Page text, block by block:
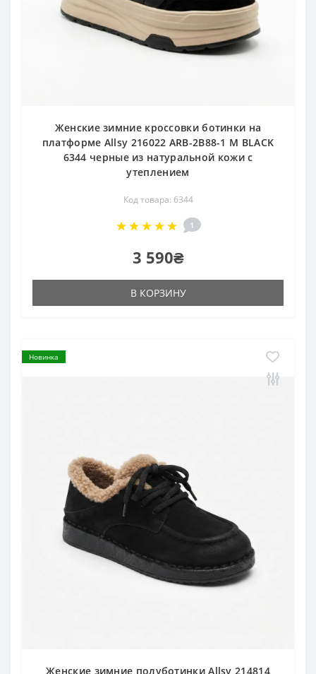
Женские зимние кроссовки ботинки на
платформе Allsy 216022 ARB-2B88-1 M BLACK
6344 черные из натуральной кожи с
утеплением
Код товара: 6344
1
3 590₴
В КОРЗИНУ
Новинка
Женские зимние полуботинки Allsy 214814